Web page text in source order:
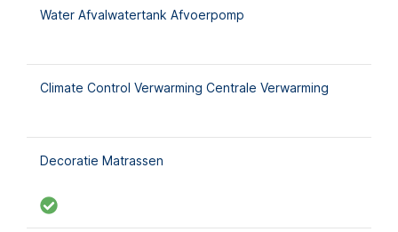
Water Afvalwatertank Afvoerpomp
Climate Control Verwarming Centrale Verwarming
Decoratie Matrassen